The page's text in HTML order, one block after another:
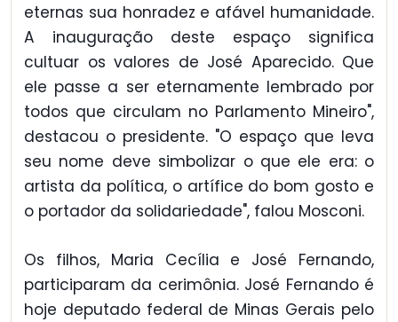
eternas sua honradez e afável humanidade.
A inauguração deste espaço significa
cultuar os valores de José Aparecido. Que
ele passe a ser eternamente lembrado por
todos que circulam no Parlamento Mineiro",
destacou o presidente. "O espaço que leva
seu nome deve simbolizar o que ele era: o
artista da política, o artífice do bom gosto e
o portador da solidariedade", falou Mosconi.
Os filhos, Maria Cecília e José Fernando,
participaram da cerimônia. José Fernando é
hoje deputado federal de Minas Gerais pelo